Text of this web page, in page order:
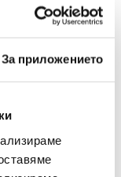
За приложението
x D 3.5
Henry
an
a
to the
hope
ЗА ДОМА И
МАСАТА